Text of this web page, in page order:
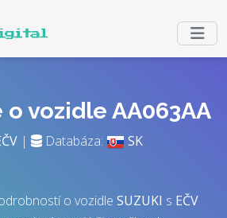
vozidle AA063AA
| Databáza: SK
o vozidle SUZUKI s EČV